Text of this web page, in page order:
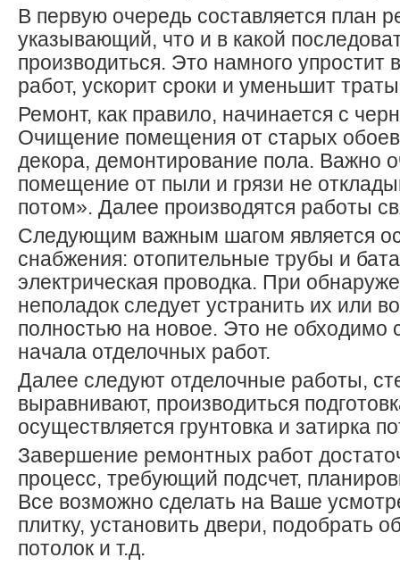
В первую очередь составляется план
указывающий, что и в какой
производиться. Это намного
работ, ускорит сроки и уменьшит
Ремонт, как правило, начинается с
Очищение помещения от старых
декора, демонтирование пола. Важно
помещение от пыли и грязи не
потом». Далее производятся работы
Следующим важным шагом является
снабжения: отопительные трубы и
электрическая проводка. При
неполадок следует устранить их или
полностью на новое. Это не обходимо
начала отделочных работ.
Далее следуют отделочные работы,
выравнивают, производиться
осуществляется грунтовка и затирка
Завершение ремонтных работ
процесс, требующий подсчет,
Все возможно сделать на Ваше
плитку, установить двери, подобрать
потолок и т.д.